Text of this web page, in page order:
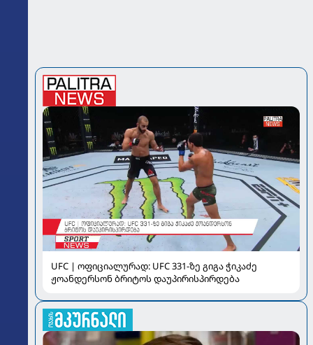
UFC | ოფიციალურად: UFC 331-ზე გიგა ჭიკაძე
ჟოანდერსონ ბრიტოს დაუპირისპირდება